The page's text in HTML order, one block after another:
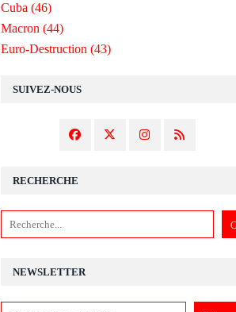
NEWSLETTER
SUIVEZ-NOUS
RECHERCHE
Cuba (46)
Macron (44)
Euro-Destruction (43)